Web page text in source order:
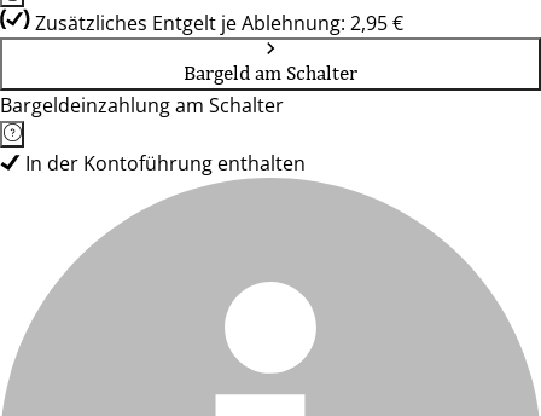
Zusätzliches Entgelt je Ablehnung: 2,95 €
Bargeld am Schalter
Bargeldeinzahlung am Schalter
In der Kontoführung enthalten